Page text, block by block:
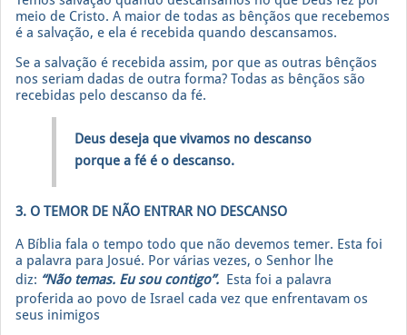
meio de Cristo. A maior de todas as bênçãos que recebemos
é a salvação, e ela é recebida quando descansamos.
Se a salvação é recebida assim, por que as outras bênçãos
nos seriam dadas de outra forma? Todas as bênçãos são
recebidas pelo descanso da fé.
Deus deseja que vivamos no descanso
porque a fé é o descanso.
3. O TEMOR DE NÃO ENTRAR NO DESCANSO
A Bíblia fala o tempo todo que não devemos temer. Esta foi
a palavra para Josué. Por várias vezes, o Senhor lhe
diz: “Não temas. Eu sou contigo”. Esta foi a palavra
proferida ao povo de Israel cada vez que enfrentavam os
seus inimigos